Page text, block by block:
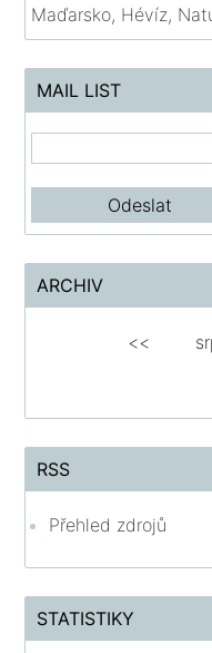
Maďarsko, Hévíz,
MAIL LIST
ARCHIV
<<
RSS
Přehled zdrojů
STATISTIKY